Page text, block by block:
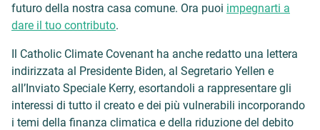
futuro della nostra casa comune. Ora puoi impegnarti a
dare il tuo contributo.
Il Catholic Climate Covenant ha anche redatto una lettera
indirizzata al Presidente Biden, al Segretario Yellen e
all’Inviato Speciale Kerry, esortandoli a rappresentare gli
interessi di tutto il creato e dei più vulnerabili incorporando
i temi della finanza climatica e della riduzione del debito